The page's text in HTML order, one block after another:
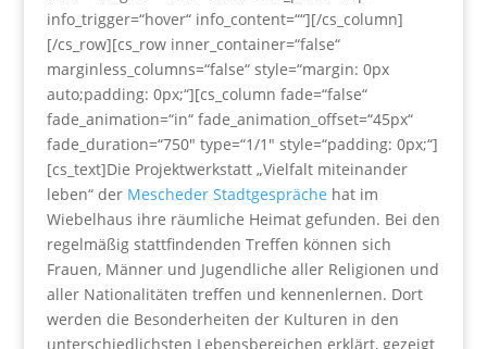
info_trigger=“hover“ info_content=““][/cs_column]
[/cs_row][cs_row inner_container=“false“
marginless_columns=“false“ style=“margin: 0px
auto;padding: 0px;“][cs_column fade=“false“
fade_animation=“in“ fade_animation_offset=“45px“
fade_duration=“750″ type=“1/1″ style=“padding: 0px;“]
[cs_text]Die Projektwerkstatt „Vielfalt miteinander
leben“ der Mescheder Stadtgespräche hat im
Wiebelhaus ihre räumliche Heimat gefunden. Bei den
regelmäßig stattfindenden Treffen können sich
Frauen, Männer und Jugendliche aller Religionen und
aller Nationalitäten treffen und kennenlernen. Dort
werden die Besonderheiten der Kulturen in den
unterschiedlichsten Lebensbereichen erklärt, gezeigt